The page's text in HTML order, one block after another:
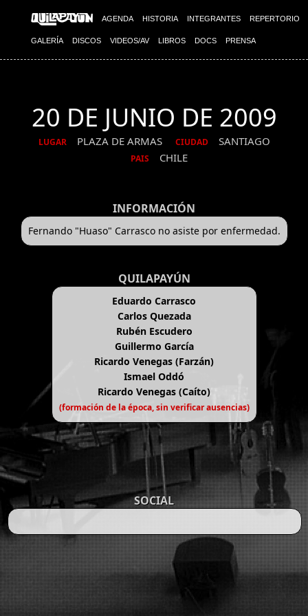
AGENDA HISTORIA INTEGRANTES REPERTORIO
GALERÍA DISCOS VIDEOS/AV LIBROS DOCS PRENSA
20 DE JUNIO DE 2009
LUGAR PLAZA DE ARMAS CIUDAD SANTIAGO
PAIS CHILE
INFORMACIÓN
Fernando "Huaso" Carrasco no asiste por enfermedad.
QUILAPAYÚN
Eduardo Carrasco
Carlos Quezada
Rubén Escudero
Guillermo García
Ricardo Venegas (Farzán)
Ismael Oddó
Ricardo Venegas (Caíto)
(formación de la época, sin verificar ausencias)
SOCIAL